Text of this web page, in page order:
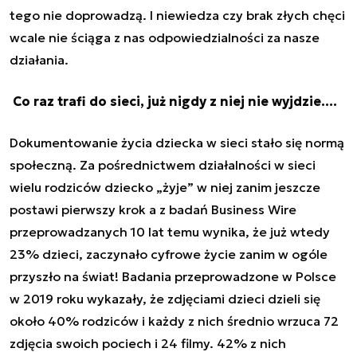
tego nie doprowadzą. I niewiedza czy brak złych chęci
wcale nie ściąga z nas odpowiedzialności za nasze
działania.
Co raz trafi do sieci, już nigdy z niej nie wyjdzie….
Dokumentowanie życia dziecka w sieci stało się normą
społeczną. Za pośrednictwem działalności w sieci
wielu rodziców dziecko „żyje” w niej zanim jeszcze
postawi pierwszy krok a z badań Business Wire
przeprowadzanych 10 lat temu wynika, że już wtedy
23% dzieci, zaczynało cyfrowe życie zanim w ogóle
przyszło na świat! Badania przeprowadzone w Polsce
w 2019 roku wykazały, że zdjęciami dzieci dzieli się
około 40% rodziców i każdy z nich średnio wrzuca 72
zdjęcia swoich pociech i 24 filmy. 42% z nich